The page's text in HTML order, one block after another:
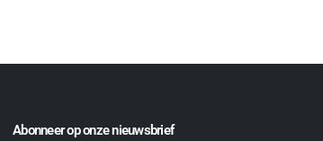
Abonneer op onze nieuwsbrief